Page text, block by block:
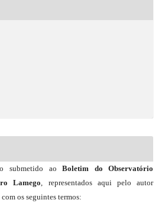
submetido aoBoletim do Observatório
Lamego, representados aqui pelo autor
os seguintes termos: